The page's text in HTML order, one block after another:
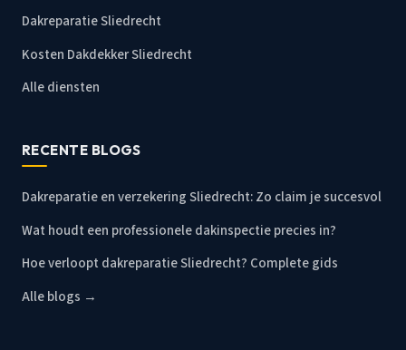
Dakreparatie Sliedrecht
Kosten Dakdekker Sliedrecht
Alle diensten
RECENTE BLOGS
Dakreparatie en verzekering Sliedrecht: Zo claim je succesvol
Wat houdt een professionele dakinspectie precies in?
Hoe verloopt dakreparatie Sliedrecht? Complete gids
Alle blogs →